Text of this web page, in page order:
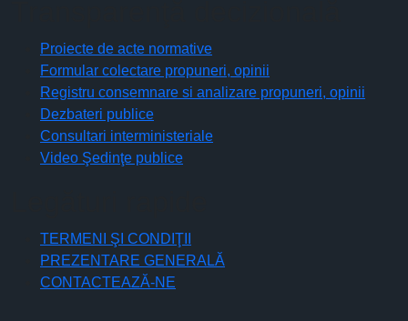
Proiecte de acte normative
Formular colectare propuneri, opinii
Registru consemnare si analizare propuneri, opinii
Dezbateri publice
Consultari interministeriale
Video Şedinţe publice
TERMENI ŞI CONDIŢII
PREZENTARE GENERALĂ
CONTACTEAZĂ-NE